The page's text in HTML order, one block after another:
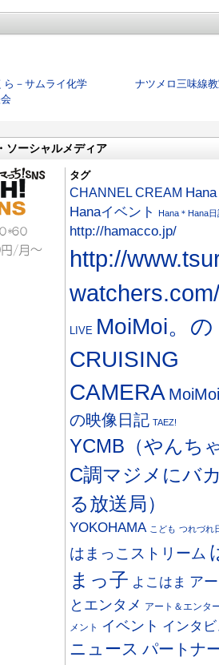
ら－サムライ化学
ナツメロ三味線
ソーシャルメディア
タグ
CHANNEL CREAM
Hanaイベント
Hana＊Hana日
http://hamacco.jp/
http://
watchers.com/
LIVE MoiMoi。の
CRUISING
CAMERA
の映像日記 TAEZ!
YCMB（やんち
C調マジメにバ
る放送局）
YOKOHAMA こども つれづれ
はまっこストリーム
まっ子 よこはま ア
とエンタメ アート＆エンタ
メント
イベント インタ
ニュース パートナ